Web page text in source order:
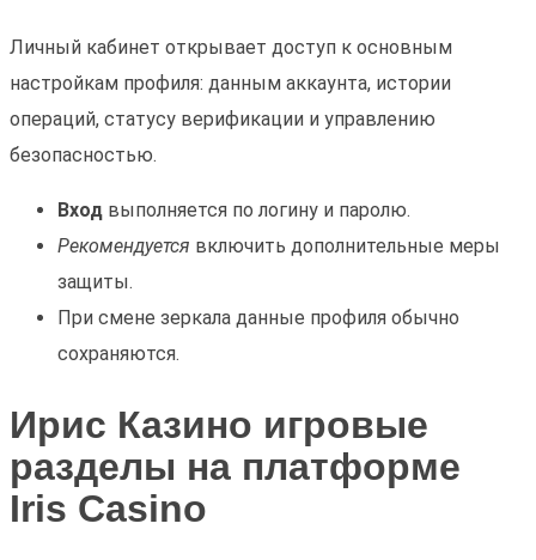
Личный кабинет открывает доступ к основным
настройкам профиля: данным аккаунта, истории
операций, статусу верификации и управлению
безопасностью.
Вход выполняется по логину и паролю.
Рекомендуется включить дополнительные меры
защиты.
При смене зеркала данные профиля обычно
сохраняются.
Ирис Казино игровые
разделы на платформе
Iris Casino